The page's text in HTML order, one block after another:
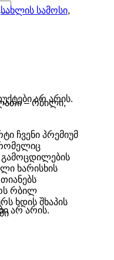
არ არის.
არ არის.
სახლის სამოსი,
– რბილი,
ჩვენი პრემიუმ
გამოცდილების
ხარისხის
რბილ
ხდის შხაპის